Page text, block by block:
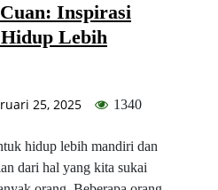
Inspirasi
Lebih
25, 2025 1340
hidup lebih mandiri dan
dari hal yang kita sukai